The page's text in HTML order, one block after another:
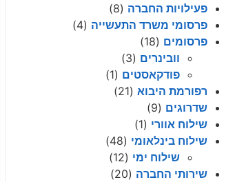
פעילויות החברה (8)
פרסומי משרד התעשייה (4)
פרסומים (18)
וובינרים (3)
פודקאסטים (1)
רפורמת היבוא (21)
שדרוגים (9)
שילוח אוורי (1)
שילוח בינלאומי (48)
שילוח ימי (12)
שירותי החברה (20)